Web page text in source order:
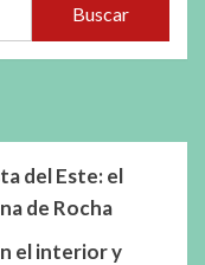
Buscar
del Este: el
de Rocha
el interior y